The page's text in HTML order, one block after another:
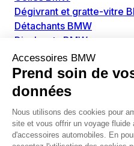
Dégivrant et gratte-vitre
Détachants BMW
Disolvants BMW
Lubrifiants BMW
Nettoyant intérieur BMW
Nettoyant extérieur BMW
Pièces détachées BMW
Alimentation Carburant
Boitier papillon BMW
Faisceau de câble pour